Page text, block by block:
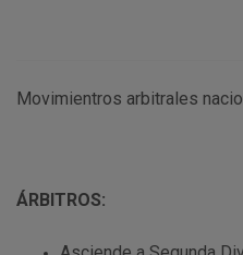
Movimientros arbitrales
ÁRBITROS: